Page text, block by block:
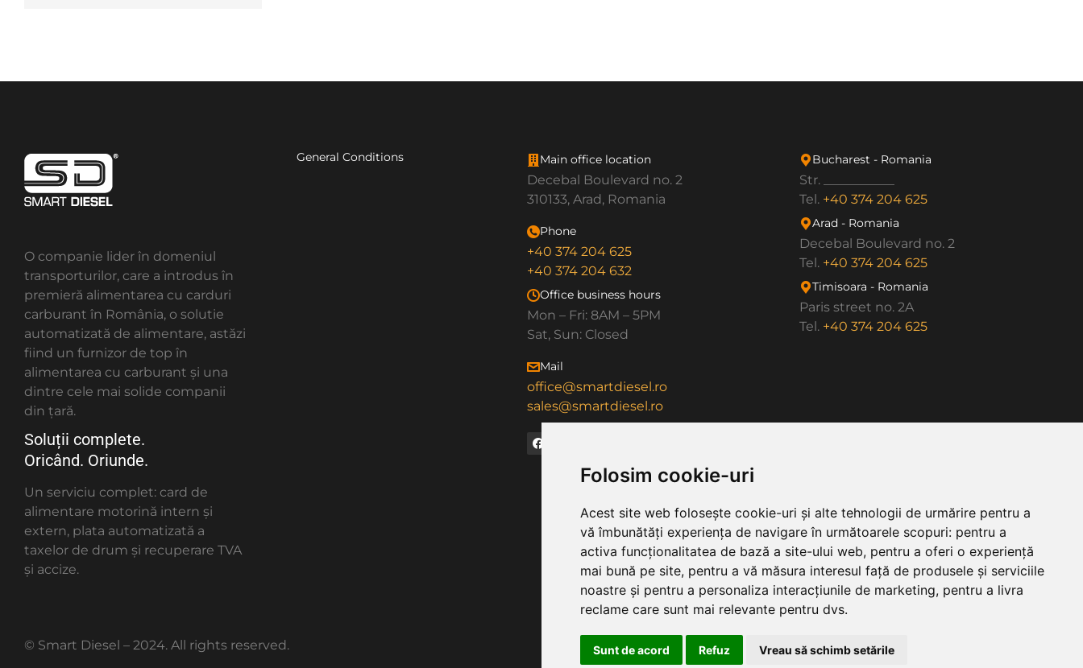
Folosim cookie-uri
Acest site web folosește cookie-uri și alte tehnologii de urmărire pentru a
vă îmbunătăți experiența de navigare în următoarele scopuri: pentru a
activa funcționalitatea de bază a site-ului web, pentru a oferi o experiență
mai bună pe site, pentru a vă măsura interesul față de produsele și serviciile
noastre și pentru a personaliza interacțiunile de marketing, pentru a livra
reclame care sunt mai relevante pentru dvs.
Sunt de acord Refuz Vreau să schimb setările
O companie lider în domeniul
transporturilor, care a introdus în
premieră alimentarea cu carduri
carburant în România, o solutie
automatizată de alimentare, astăzi
fiind un furnizor de top în
alimentarea cu carburant și una
dintre cele mai solide companii
din țară.
Soluții complete.
Oricând. Oriunde.
Un serviciu complet: card de
alimentare motorină intern și
extern, plata automatizată a
taxelor de drum și recuperare TVA
și accize.
General Conditions Main office location
Decebal Boulevard no. 2
310133, Arad, Romania
Phone
+40 374 204 625
+40 374 204 632
Office business hours
Mon – Fri: 8AM – 5PM
Sat, Sun: Closed
Mail
office@smartdiesel.ro
sales@smartdiesel.ro
Bucharest - Romania
Str. ___________
Tel. +40 374 204 625
Arad - Romania
Decebal Boulevard no. 2
Tel. +40 374 204 625
Timisoara - Romania
Paris street no. 2A
Tel. +40 374 204 625
© Smart Diesel – 2024. All rights reserved.